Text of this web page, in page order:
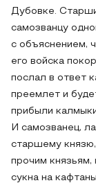
Дубовке.
самозванцу
с объяснением,
его войска
послал в ответ
преемлет и
прибыли
И самозванец,
старшему
прочим
сукна на